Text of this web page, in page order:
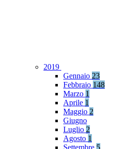
2019
Gennaio 23
Febbraio 148
Marzo 1
Aprile 1
Maggio 2
Giugno
Luglio 2
Agosto 1